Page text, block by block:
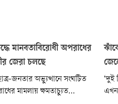
মানবতাবিরোধী অপরাধের
জেরা চলছে
জনতার অভ্যুত্থানে সংঘটিত
মামলায় ক্ষমতাচ্যুত
‘দুই
এখন